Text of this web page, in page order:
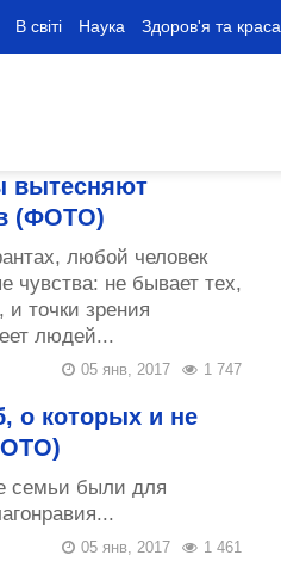
В світі Наука Здоров'я та краса
вытесняют
(ФОТО)
любой человек
чувства: не бывает тех,
точки зрения
людей...
1 747
05 янв, 2017
о которых и не
семьи были для
1 461
05 янв, 2017